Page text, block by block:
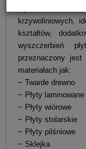
krzywoliniowych,
kształtów,
wyszczerbień
przeznaczony
materiałach jak:
− Twarde drewno
− Płyty laminowane
− Płyty wiórowe
− Płyty stolarskie
− Płyty pilśniowe
− Sklejka